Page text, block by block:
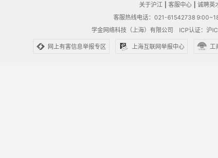
关于沪江 客服中心
诚聘英
客服热线电话：021-61542738
学金网络科技（上海）有限公司 ICP认证：沪
网上有害信息举报专区 上海互联网举报中心 工